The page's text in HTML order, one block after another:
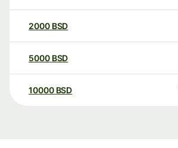
2000 BSD
5000 BSD
10000 BSD